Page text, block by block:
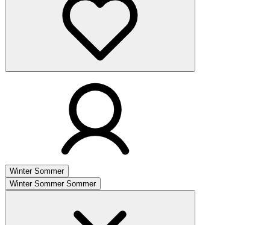
Winter Sommer
Winter Sommer Sommer